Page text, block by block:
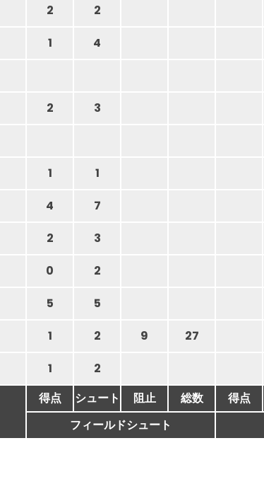
2
2
1
4
2
3
1 1
4
7
2
3
0
2
5
5
1 2 9
27
1 2
得点 シュート 阻止 総数 得点
フィールドシュート